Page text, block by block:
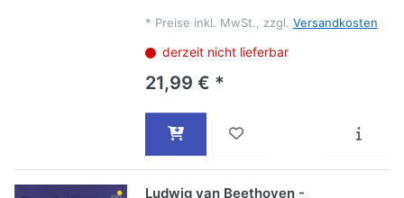
* Preise inkl. MwSt., zzgl. Versandkosten
derzeit nicht lieferbar
21,99 € *
Ludwig van Beethoven -